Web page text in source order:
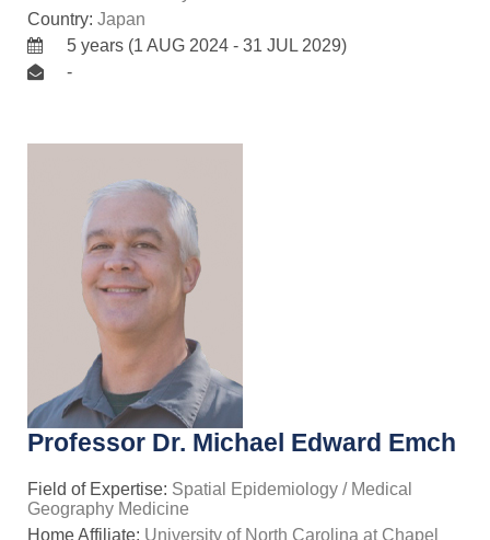
Country: Japan
5 years (1 AUG 2024 - 31 JUL 2029)
-
Professor Dr. Michael Edward Emch
Field of Expertise: Spatial Epidemiology / Medical
Geography Medicine
Home Affiliate: University of North Carolina at Chapel